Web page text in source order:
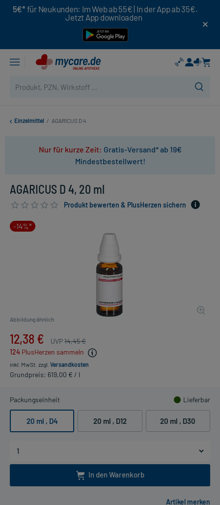
5€* für Neukunden: Im Web ab 55€ | In der App ab 35€.
Jetzt App downloaden
Einzelmittel / AGARICUS D 4
Nur für kurze Zeit: Gratis-Versand* ab 19€
Mindestbestellwert!
AGARICUS D 4, 20 ml
Produkt bewerten & PlusHerzen sichern
-14%*
Abbildung ähnlich
12,38 € UVP14,45 €
124 PlusHerzen sammeln
inkl. MwSt. zzgl. Versandkosten
Grundpreis: 619,00 € / l
Packungseinheit Lieferbar
20 ml , D4 20 ml , D12 20 ml , D30
In den Warenkorb